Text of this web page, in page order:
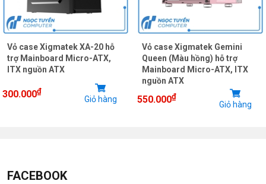
Vỏ case Xigmatek XA-20 hỗ
trợ Mainboard Micro-ATX,
ITX nguồn ATX
300.000₫
Giỏ hàng
Vỏ case Xigmatek Gemini
Queen (Màu hồng) hỗ trợ
Mainboard Micro-ATX, ITX
nguồn ATX
550.000₫
Giỏ hàng
FACEBOOK